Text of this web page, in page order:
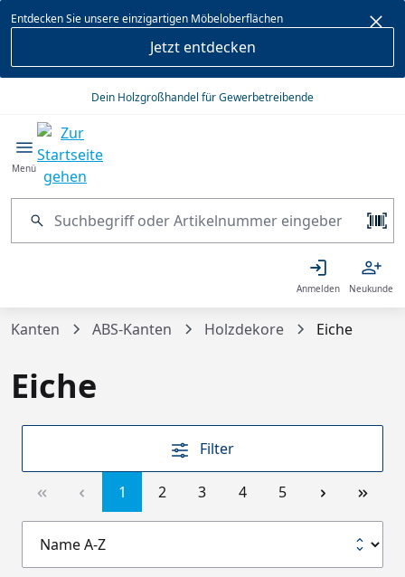
springen
Entdecken Sie unsere einzigartigen Möbeloberflächen
Jetzt entdecken
Dein Holzgroßhandel für Gewerbetreibende
Menü
Anmelden Neukunde
Kanten ABS-Kanten Holzdekore Eiche
Eiche
Filter
1 2 3 4 5